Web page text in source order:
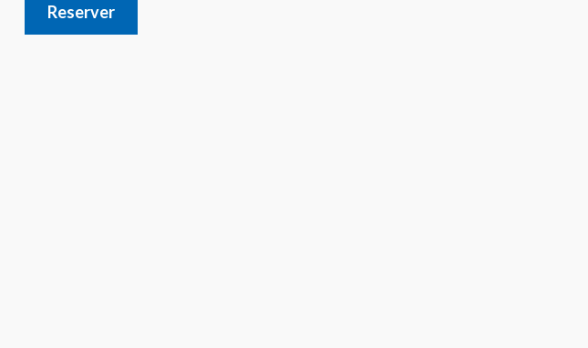
Reserver